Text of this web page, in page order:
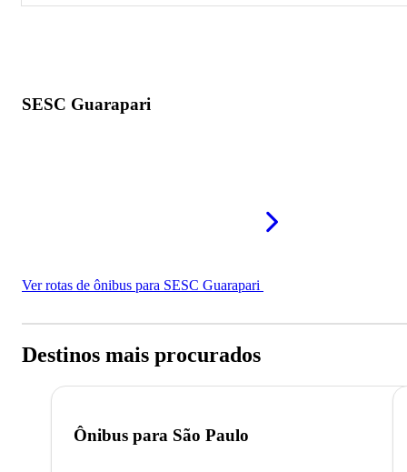
SESC Guarapari
Ver rotas de ônibus para SESC Guarapari
Destinos mais procurados
Ônibus para São Paulo